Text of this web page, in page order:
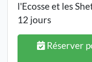
l'Ecosse et les
12 jours
Réserver